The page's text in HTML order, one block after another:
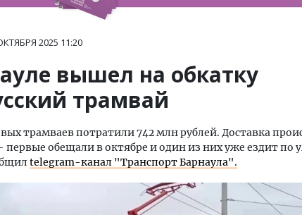
2025 11:20
вышел на обкатку
трамвай
трамваев потратили 742 млн рублей. Доставка
обещали в октябре и один из них уже ездит по
telegram-канал "Транспорт Барнаула".